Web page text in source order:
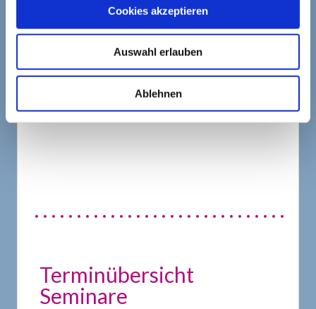
Cookies akzeptieren
Auswahl erlauben
Ablehnen
Feste Termine.
Infos zu den Seminaren
Terminübersicht
Seminare